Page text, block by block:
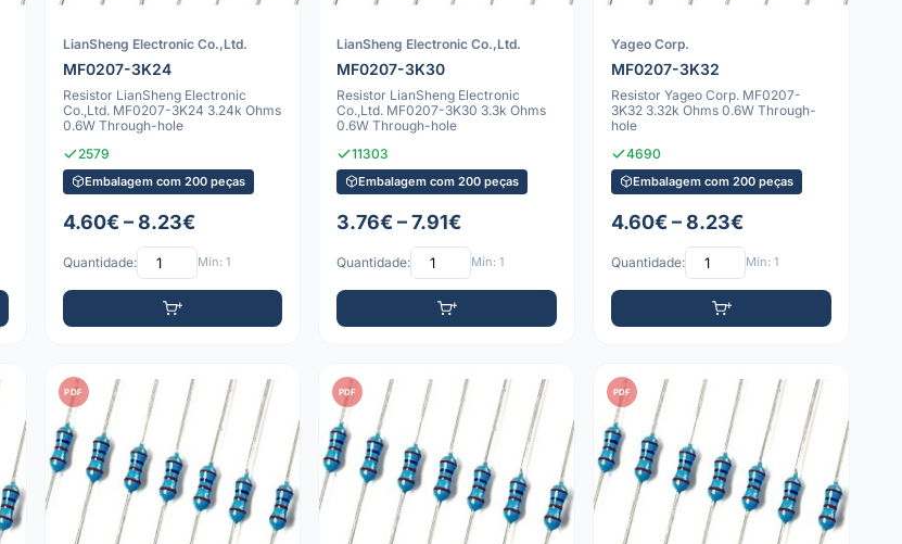
LianSheng Electronic Co.,Ltd.
MF0207-3K24
Resistor LianSheng Electronic
Co.,Ltd. MF0207-3K24 3.24k Ohms
0.6W Through-hole
2579
Embalagem com 200 peças
4.60€ – 8.23€
Quantidade: Mín: 1
LianSheng Electronic Co.,Ltd.
MF0207-3K30
Resistor LianSheng Electronic
Co.,Ltd. MF0207-3K30 3.3k Ohms
0.6W Through-hole
11303
Embalagem com 200 peças
3.76€ – 7.91€
Quantidade: Mín: 1
Yageo Corp.
MF0207-3K32
Resistor Yageo Corp. MF0207-
3K32 3.32k Ohms 0.6W Through-
hole
4690
Embalagem com 200 peças
4.60€ – 8.23€
Quantidade: Mín: 1
PDF PDF PDF